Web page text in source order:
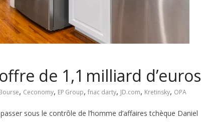
de 1,1 milliard d’euros
, Ceconomy, EP Group, fnac darty, JD.com, Kretinsky, OPA
sous le contrôle de l’homme d’affaires tchèque Daniel